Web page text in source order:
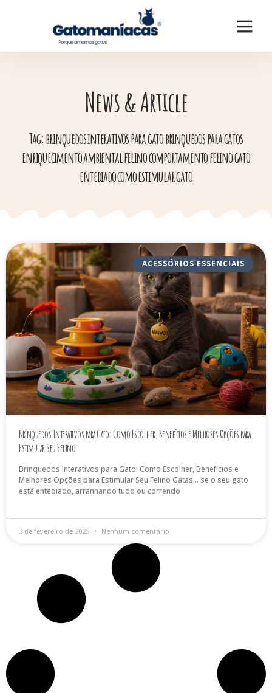
News & Article
Tag: brinquedos interativos para gato brinquedos para gatos
enriquecimento ambiental felino comportamento felino gato
entediado como estimular gato
ACESSÓRIOS ESSENCIAIS
Brinquedos Interativos para Gato: Como Escolher, Benefícios e Melhores Opções para
Estimular Seu Felino
Brinquedos Interativos para Gato: Como Escolher, Benefícios e
Melhores Opções para Estimular Seu Felino Gatas… se o seu gato
está entediado, arranhando tudo ou correndo
3 de fevereiro de 2025 Nenhum comentário